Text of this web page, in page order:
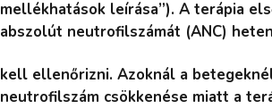
mellékhatások leírása”). A terápia
abszolút neutrofilszámát (ANC)
kell ellenőrizni. Azoknál a
neutrofilszám csökkenése miatt a